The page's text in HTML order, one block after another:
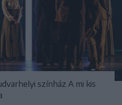
színház A mi kis